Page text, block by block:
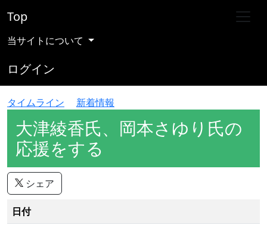
Top
当サイトについて
ログイン
タイムライン 新着情報
大津綾香氏、岡本さゆり氏の
応援をする
シェア
日付